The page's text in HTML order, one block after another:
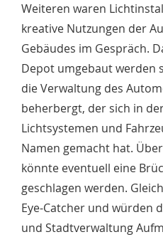
Weiteren waren
kreative Nutzungen der
Gebäudes im Gespräch.
Depot umgebaut werden
die Verwaltung des
beherbergt, der sich in
Lichtsystemen und
Namen gemacht hat.
könnte eventuell eine
geschlagen werden.
Eye-Catcher und würden
und Stadtverwaltung